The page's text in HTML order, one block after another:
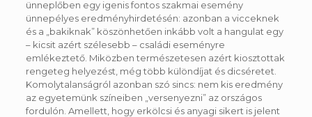
ünneplőben egy igenis fontos szakmai esemény
ünnepélyes eredményhirdetésén: azonban a vicceknek
és a „bakiknak” köszönhetően inkább volt a hangulat egy
– kicsit azért szélesebb – családi eseményre
emlékeztető. Miközben természetesen azért kiosztottak
rengeteg helyezést, még több különdíjat és dicséretet.
Komolytalanságról azonban szó sincs: nem kis eredmény
az egyetemünk színeiben „versenyezni” az országos
fordulón. Amellett, hogy erkölcsi és anyagi sikert is jelent